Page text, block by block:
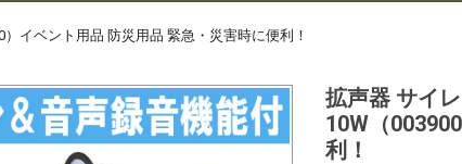
イベント用品 防災用品 緊急・災害時に便利！
拡声器 サイ
10W（
利！